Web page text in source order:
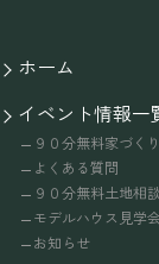
ホーム
イベント情報一
９０分無料家づく
よくある質問
９０分無料土地相
モデルハウス見学
お知らせ